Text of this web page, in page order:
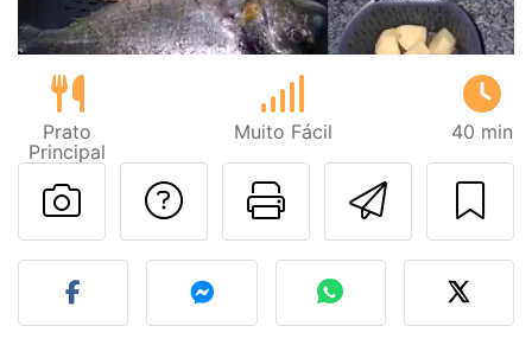
Prato
Principal
Muito Fácil 40 min
Imprima
Falar com o autor
Fez esta receita?